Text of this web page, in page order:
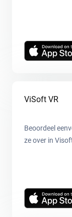
ViSoft VR
Beoordeel
ze over in